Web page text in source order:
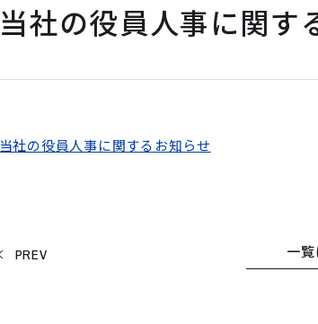
当社の役員人事に関す
当社の役員人事に関するお知らせ
PREV 一覧